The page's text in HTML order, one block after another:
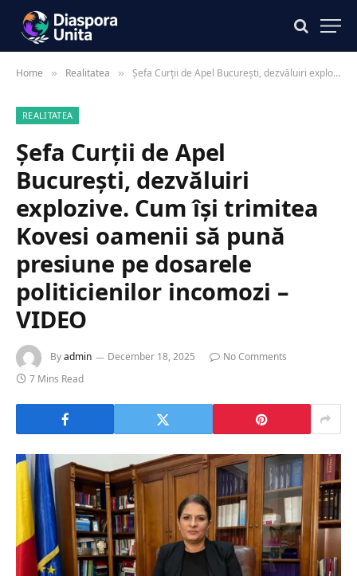
Home » Realitatea » Șefa Curții de Apel București, dezvăluiri explozive. Cum își trimitea Kovesi oamenii să pună presiune pe dosarele politicienilor incomozi – VIDEO
REALITATEA
Șefa Curții de Apel
București, dezvăluiri
explozive. Cum își trimitea
Kovesi oamenii să pună
presiune pe dosarele
politicienilor incomozi –
VIDEO
Byadmin December 18, 2025
No Comments
7 Mins Read